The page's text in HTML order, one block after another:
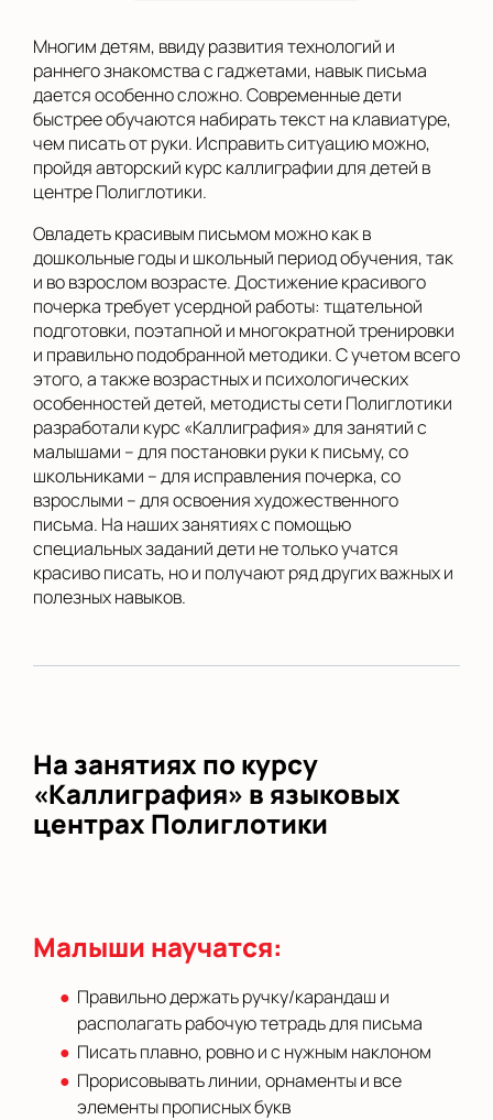
Многим детям, ввиду развития технологий и
раннего знакомства с гаджетами, навык письма
дается особенно сложно. Современные дети
быстрее обучаются набирать текст на клавиатуре,
чем писать от руки. Исправить ситуацию можно,
пройдя авторский курс каллиграфии для детей в
центре Полиглотики.
Овладеть красивым письмом можно как в
дошкольные годы и школьный период обучения, так
и во взрослом возрасте. Достижение красивого
почерка требует усердной работы: тщательной
подготовки, поэтапной и многократной тренировки
и правильно подобранной методики. С учетом всего
этого, а также возрастных и психологических
особенностей детей, методисты сети Полиглотики
разработали курс «Каллиграфия» для занятий с
малышами – для постановки руки к письму, со
школьниками – для исправления почерка, со
взрослыми – для освоения художественного
письма. На наших занятиях с помощью
специальных заданий дети не только учатся
красиво писать, но и получают ряд других важных и
полезных навыков.
На занятиях по курсу
«Каллиграфия» в языковых
центрах Полиглотики
Малыши научатся:
Правильно держать ручку/карандаш и
располагать рабочую тетрадь для письма
Писать плавно, ровно и с нужным наклоном
Прорисовывать линии, орнаменты и все
элементы прописных букв